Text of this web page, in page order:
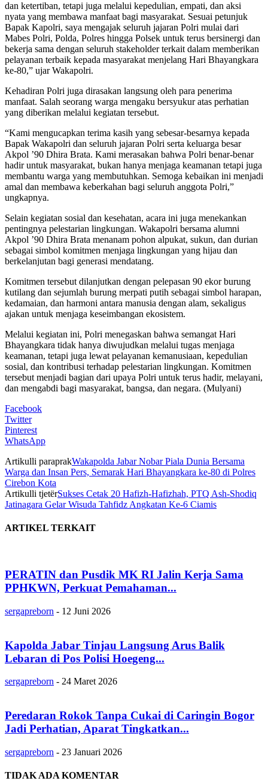
dan ketertiban, tetapi juga melalui kepedulian, empati, dan aksi
nyata yang membawa manfaat bagi masyarakat. Sesuai petunjuk
Bapak Kapolri, saya mengajak seluruh jajaran Polri mulai dari
Mabes Polri, Polda, Polres hingga Polsek untuk terus bersinergi dan
bekerja sama dengan seluruh stakeholder terkait dalam memberikan
pelayanan terbaik kepada masyarakat menjelang Hari Bhayangkara
ke-80,” ujar Wakapolri.
Kehadiran Polri juga dirasakan langsung oleh para penerima
manfaat. Salah seorang warga mengaku bersyukur atas perhatian
yang diberikan melalui kegiatan tersebut.
“Kami mengucapkan terima kasih yang sebesar-besarnya kepada
Bapak Wakapolri dan seluruh jajaran Polri serta keluarga besar
Akpol ’90 Dhira Brata. Kami merasakan bahwa Polri benar-benar
hadir untuk masyarakat, bukan hanya menjaga keamanan tetapi juga
membantu warga yang membutuhkan. Semoga kebaikan ini menjadi
amal dan membawa keberkahan bagi seluruh anggota Polri,”
ungkapnya.
Selain kegiatan sosial dan kesehatan, acara ini juga menekankan
pentingnya pelestarian lingkungan. Wakapolri bersama alumni
Akpol ’90 Dhira Brata menanam pohon alpukat, sukun, dan durian
sebagai simbol komitmen menjaga lingkungan yang hijau dan
berkelanjutan bagi generasi mendatang.
Komitmen tersebut dilanjutkan dengan pelepasan 90 ekor burung
kutilang dan sejumlah burung merpati putih sebagai simbol harapan,
kedamaian, dan harmoni antara manusia dengan alam, sekaligus
ajakan untuk menjaga keseimbangan ekosistem.
Melalui kegiatan ini, Polri menegaskan bahwa semangat Hari
Bhayangkara tidak hanya diwujudkan melalui tugas menjaga
keamanan, tetapi juga lewat pelayanan kemanusiaan, kepedulian
sosial, dan kontribusi terhadap pelestarian lingkungan. Komitmen
tersebut menjadi bagian dari upaya Polri untuk terus hadir, melayani,
dan mengabdi bagi masyarakat, bangsa, dan negara. (Mulyani)
Facebook
Twitter
Pinterest
WhatsApp
Artikulli paraprakWakapolda Jabar Nobar Piala Dunia Bersama
Warga dan Insan Pers, Semarak Hari Bhayangkara ke-80 di Polres
Cirebon Kota
Artikulli tjetërSukses Cetak 20 Hafizh-Hafizhah, PTQ Ash-Shodiq
Jatinagara Gelar Wisuda Tahfidz Angkatan Ke-6 Ciamis
ARTIKEL TERKAIT
PERATIN dan Pusdik MK RI Jalin Kerja Sama
PPHKWN, Perkuat Pemahaman...
sergapreborn - 12 Juni 2026
Kapolda Jabar Tinjau Langsung Arus Balik
Lebaran di Pos Polisi Hoegeng...
sergapreborn - 24 Maret 2026
Peredaran Rokok Tanpa Cukai di Caringin Bogor
Jadi Perhatian, Aparat Tingkatkan...
sergapreborn - 23 Januari 2026
TIDAK ADA KOMENTAR